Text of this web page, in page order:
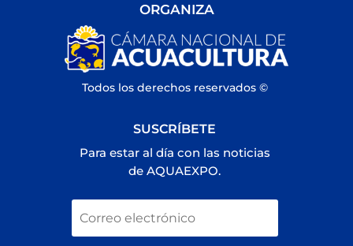
ORGANIZA
Todos los derechos reservados ©
SUSCRÍBETE
Para estar al día con las noticias
de AQUAEXPO.